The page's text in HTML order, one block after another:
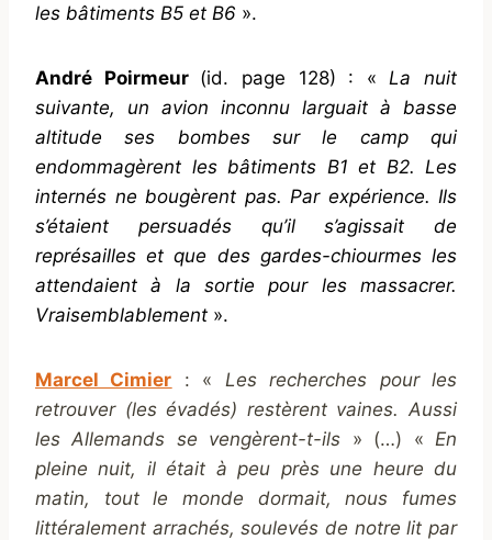
les bâtiments B5 et B6 ».
André Poirmeur (id. page 128) : « La nuit
suivante, un avion inconnu larguait à basse
altitude ses bombes sur le camp qui
endommagèrent les bâtiments B1 et B2. Les
internés ne bougèrent pas. Par expérience. Ils
s’étaient persuadés qu’il s’agissait de
représailles et que des gardes-chiourmes les
attendaient à la sortie pour les massacrer.
Vraisemblablement ».
Marcel Cimier : « Les recherches pour les
retrouver (les évadés) restèrent vaines. Aussi
les Allemands se vengèrent-t-ils » (…) « En
pleine nuit, il était à peu près une heure du
matin, tout le monde dormait, nous fumes
littéralement arrachés, soulevés de notre lit par